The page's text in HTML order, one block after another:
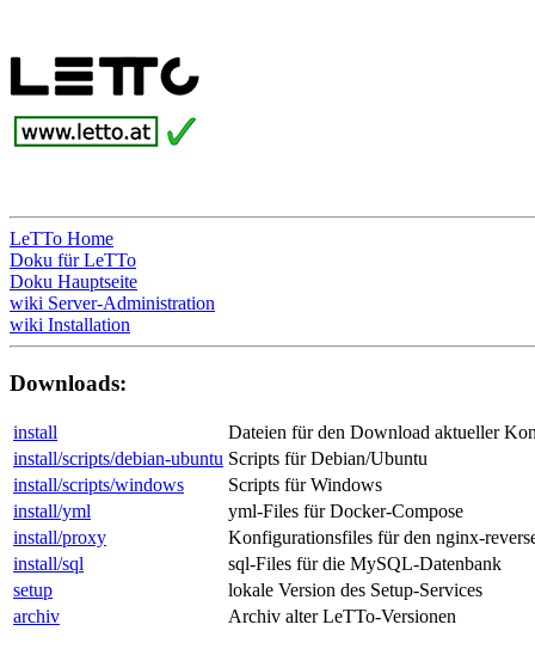
LeTTo Home
Doku für LeTTo
Doku Hauptseite
wiki Server-Administration
wiki Installation
Downloads:
install
Dateien für den Download aktueller
install/scripts/debian-ubuntu Scripts für Debian/Ubuntu
install/scripts/windows
Scripts für Windows
install/yml
yml-Files für Docker-Compose
install/proxy
Konfigurationsfiles für den nginx-
install/sql
sql-Files für die MySQL-Datenbank
setup
lokale Version des Setup-Services
archiv
Archiv alter LeTTo-Versionen